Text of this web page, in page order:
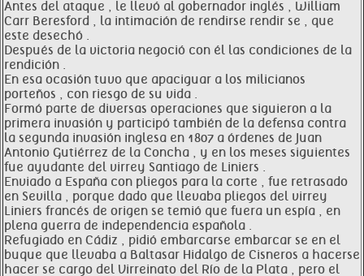
Antes del ataque , le llevó al gobernador inglés , William
Carr Beresford , la intimación de rendirse rendir se , que
este desechó .
Después de la victoria negoció con él las condiciones de la
rendición .
En esa ocasión tuvo que apaciguar a los milicianos
porteños , con riesgo de su vida .
Formó parte de diversas operaciones que siguieron a la
primera invasión y participó también de la defensa contra
la segunda invasión inglesa en 1807 a órdenes de Juan
Antonio Gutiérrez de la Concha , y en los meses siguientes
fue ayudante del virrey Santiago de Liniers .
Enviado a España con pliegos para la corte , fue retrasado
en Sevilla , porque dado que llevaba pliegos del virrey
Liniers francés de origen se temió que fuera un espía , en
plena guerra de independencia española .
Refugiado en Cádiz , pidió embarcarse embarcar se en el
buque que llevaba a Baltasar Hidalgo de Cisneros a hacerse
hacer se cargo del Virreinato del Río de la Plata , pero el